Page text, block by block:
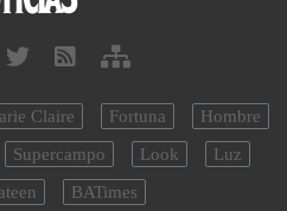
Claire Fortuna
Hombre
Supercampo Look
Luz
BATimes